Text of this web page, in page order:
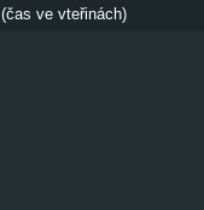
(čas ve vteřinách)